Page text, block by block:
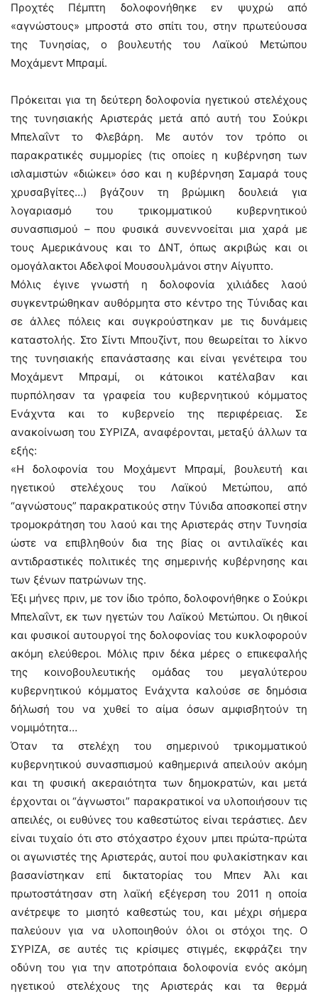
Προχτές Πέμπτη δολοφονήθηκε εν ψυχρώ από
«αγνώστους» μπροστά στο σπίτι του, στην πρωτεύουσα
της Τυνησίας, ο βουλευτής του Λαϊκού Μετώπου
Μοχάμεντ Μπραμί.
Πρόκειται για τη δεύτερη δολοφονία ηγετικού στελέχους
της τυνησιακής Αριστεράς μετά από αυτή του Σούκρι
Μπελαΐντ το Φλεβάρη. Με αυτόν τον τρόπο οι
παρακρατικές συμμορίες (τις οποίες η κυβέρνηση των
ισλαμιστών «διώκει» όσο και η κυβέρνηση Σαμαρά τους
χρυσαβγίτες…) βγάζουν τη βρώμικη δουλειά για
λογαριασμό του τρικομματικού κυβερνητικού
συνασπισμού – που φυσικά συνεννοείται μια χαρά με
τους Αμερικάνους και το ΔΝΤ, όπως ακριβώς και οι
ομογάλακτοι Αδελφοί Μουσουλμάνοι στην Αίγυπτο.
Μόλις έγινε γνωστή η δολοφονία χιλιάδες λαού
συγκεντρώθηκαν αυθόρμητα στο κέντρο της Τύνιδας και
σε άλλες πόλεις και συγκρούστηκαν με τις δυνάμεις
καταστολής. Στο Σίντι Μπουζίντ, που θεωρείται το λίκνο
της τυνησιακής επανάστασης και είναι γενέτειρα του
Μοχάμεντ Μπραμί, οι κάτοικοι κατέλαβαν και
πυρπόλησαν τα γραφεία του κυβερνητικού κόμματος
Ενάχντα και το κυβερνείο της περιφέρειας. Σε
ανακοίνωση του ΣΥΡΙΖΑ, αναφέρονται, μεταξύ άλλων τα
εξής:
«Η δολοφονία του Μοχάμεντ Μπραμί, βουλευτή και
ηγετικού στελέχους του Λαϊκού Μετώπου, από
“αγνώστους” παρακρατικούς στην Τύνιδα αποσκοπεί στην
τρομοκράτηση του λαού και της Αριστεράς στην Τυνησία
ώστε να επιβληθούν δια της βίας οι αντιλαϊκές και
αντιδραστικές πολιτικές της σημερινής κυβέρνησης και
των ξένων πατρώνων της.
Έξι μήνες πριν, με τον ίδιο τρόπο, δολοφονήθηκε ο Σούκρι
Μπελαΐντ, εκ των ηγετών του Λαϊκού Μετώπου. Οι ηθικοί
και φυσικοί αυτουργοί της δολοφονίας του κυκλοφορούν
ακόμη ελεύθεροι. Μόλις πριν δέκα μέρες ο επικεφαλής
της κοινοβουλευτικής ομάδας του μεγαλύτερου
κυβερνητικού κόμματος Ενάχντα καλούσε σε δημόσια
δήλωσή του να χυθεί το αίμα όσων αμφισβητούν τη
νομιμότητα…
Όταν τα στελέχη του σημερινού τρικομματικού
κυβερνητικού συνασπισμού καθημερινά απειλούν ακόμη
και τη φυσική ακεραιότητα των δημοκρατών, και μετά
έρχονται οι “άγνωστοι” παρακρατικοί να υλοποιήσουν τις
απειλές, οι ευθύνες του καθεστώτος είναι τεράστιες. Δεν
είναι τυχαίο ότι στο στόχαστρο έχουν μπει πρώτα-πρώτα
οι αγωνιστές της Αριστεράς, αυτοί που φυλακίστηκαν και
βασανίστηκαν επί δικτατορίας του Μπεν Άλι και
πρωτοστάτησαν στη λαϊκή εξέγερση του 2011 η οποία
ανέτρεψε το μισητό καθεστώς του, και μέχρι σήμερα
παλεύουν για να υλοποιηθούν όλοι οι στόχοι της. Ο
ΣΥΡΙΖΑ, σε αυτές τις κρίσιμες στιγμές, εκφράζει την
οδύνη του για την αποτρόπαια δολοφονία ενός ακόμη
ηγετικού στελέχους της Αριστεράς και τα θερμά